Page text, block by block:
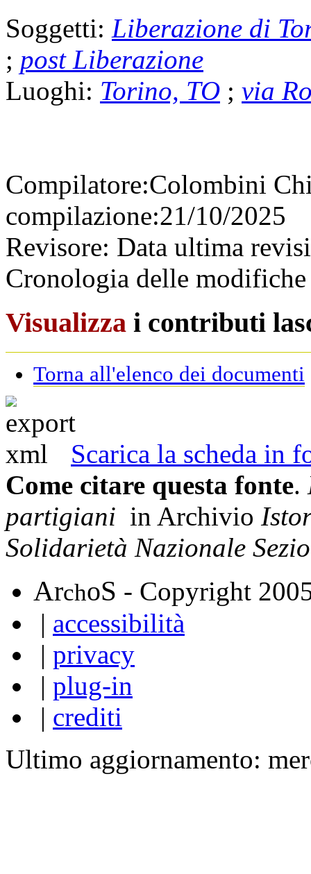
Soggetti: Liberazione di
; post Liberazione
Luoghi: Torino, TO ; via
Compilatore:Colombini
compilazione:21/10/2025
Revisore: Data ultima
Cronologia delle
Visualizza i contributi
Torna all'elenco dei documenti
Scarica la scheda in
Come citare questa fonte.
partigiani in Archivio
Solidarietà Nazionale
ArchoS - Copyright
| accessibilità
| privacy
| plug-in
| crediti
Ultimo aggiornamento: